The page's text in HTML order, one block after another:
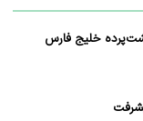
خلیج فارس